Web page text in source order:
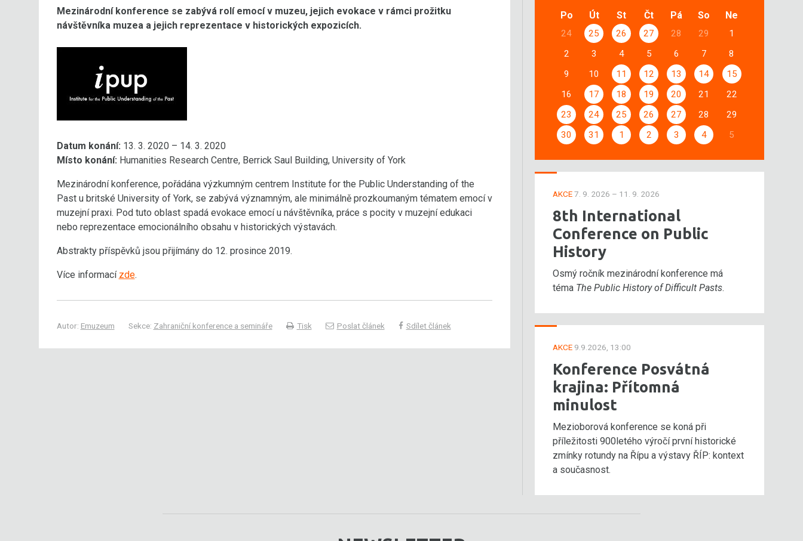
Mezinárodní konference se zabývá rolí emocí v muzeu, jejich evokace v rámci prožitku
návštěvníka muzea a jejich reprezentace v historických expozicích.
Datum konání: 13. 3. 2020 – 14. 3. 2020
Místo konání: Humanities Research Centre, Berrick Saul Building, University of York
Mezinárodní konference, pořádána výzkumným centrem Institute for the Public Understanding of the
Past u britské University of York, se zabývá významným, ale minimálně prozkoumaným tématem emocí v
muzejní praxi. Pod tuto oblast spadá evokace emocí u návštěvníka, práce s pocity v muzejní edukaci
nebo reprezentace emocionálního obsahu v historických výstavách.
Abstrakty příspěvků jsou přijímány do 12. prosince 2019.
Více informací zde.
Autor: Emuzeum Sekce: Zahraniční konference a semináře Tisk Poslat článek Sdílet článek
Po Út St Čt Pá So Ne
24 25 26 27 28 29
1
2
3 4 5 6 7
8
9
10 11 12 13 14
15
16
17 18 19 20 21
22
23
24 25 26 27 28
29
30
31 1 2 3 4 5
AKCE7. 9. 2026 – 11. 9. 2026
8th International
Conference on Public
History
Osmý ročník mezinárodní konference má
téma The Public History of Difficult Pasts.
AKCE 9.9.2026, 13:00
Konference Posvátná
krajina: Přítomná
minulost
Mezioborová konference se koná při
příležitosti 900letého výročí první historické
zmínky rotundy na Řípu a výstavy ŘÍP: kontext
a současnost.